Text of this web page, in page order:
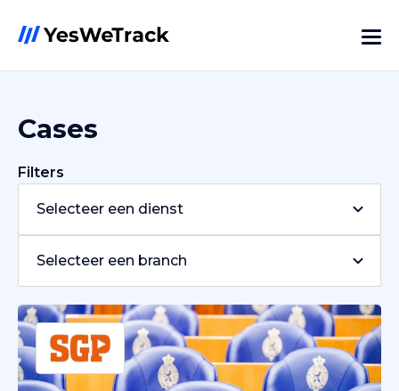
Cases
Filters
Selecteer een dienst
Selecteer een branch